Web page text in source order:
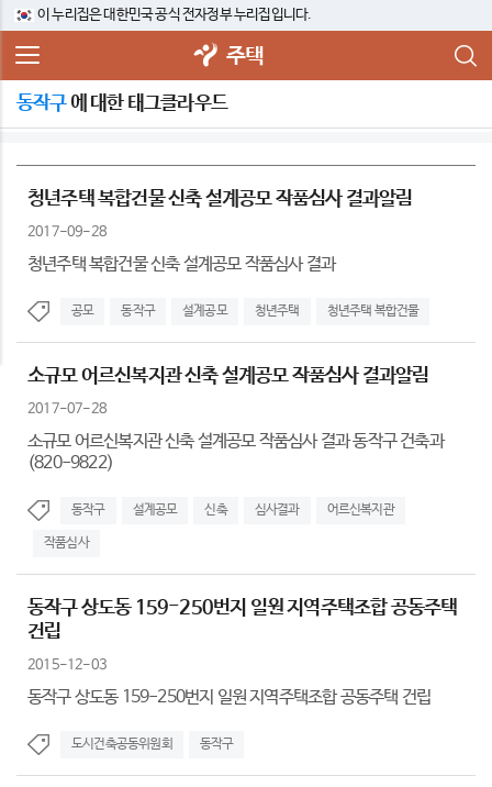
이 누리집은 대한민국 공식 전자정부 누리집입니다.
주택
동작구에 대한 태그클라우드
청년주택 복합건물 신축 설계공모 작품심사 결과알림
2017-09-28
청년주택 복합건물 신축 설계공모 작품심사 결과
공모 동작구 설계공모 청년주택 청년주택 복합건물
소규모 어르신복지관 신축 설계공모 작품심사 결과알림
2017-07-28
소규모 어르신복지관 신축 설계공모 작품심사 결과 동작구 건축과
(820-9822)
동작구 설계공모 신축 심사결과 어르신복지관
작품심사
동작구 상도동 159-250번지 일원 지역주택조합 공동주택
건립
2015-12-03
동작구 상도동 159-250번지 일원 지역주택조합 공동주택 건립
도시건축공동위원회 동작구